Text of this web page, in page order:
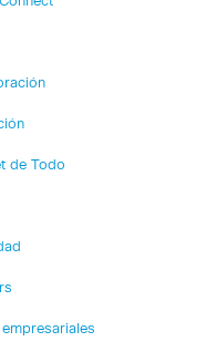
de Todo
empresariales